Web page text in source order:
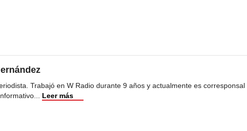
Trabajó en W Radio durante 9 años y actualmente es corresponsal
... Leer más